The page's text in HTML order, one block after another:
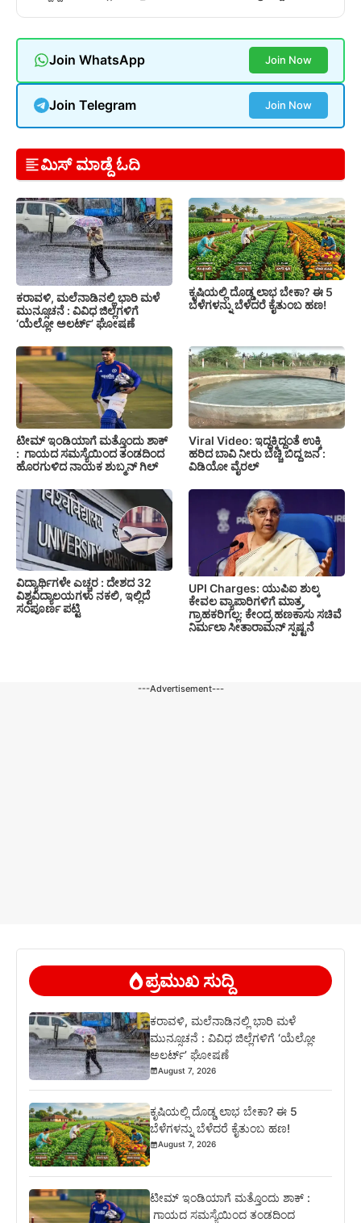
Join WhatsApp Join Now
Join Telegram Join Now
ಮಿಸ್ ಮಾಡ್ದೆ ಓದಿ
ಕರಾವಳಿ, ಮಲೆನಾಡಿನಲ್ಲಿ ಭಾರಿ ಮಳೆ
ಮುನ್ಸೂಚನೆ : ವಿವಿಧ ಜಿಲ್ಲೆಗಳಿಗೆ
‘ಯೆಲ್ಲೋ ಅಲರ್ಟ್’ ಘೋಷಣೆ
ಕೃಷಿಯಲ್ಲಿ ದೊಡ್ಡ ಲಾಭ ಬೇಕಾ? ಈ 5
ಬೆಳೆಗಳನ್ನು ಬೆಳೆದರೆ ಕೈತುಂಬ ಹಣ!
ಟೀಮ್ ಇಂಡಿಯಾಗೆ ಮತ್ತೊಂದು ಶಾಕ್
: ಗಾಯದ ಸಮಸ್ಯೆಯಿಂದ ತಂಡದಿಂದ
ಹೊರಗುಳಿದ ನಾಯಕ ಶುಬ್ಮನ್ ಗಿಲ್
Viral Video: ಇದ್ದಕ್ಕಿದ್ದಂತೆ ಉಕ್ಕಿ
ಹರಿದ ಬಾವಿ ನೀರು ಬೆಚ್ಚಿ ಬಿದ್ದ ಜನ :
ವಿಡಿಯೋ ವೈರಲ್
ವಿದ್ಯಾರ್ಥಿಗಳೇ ಎಚ್ಚರ : ದೇಶದ 32
ವಿಶ್ವವಿದ್ಯಾಲಯಗಳು ನಕಲಿ, ಇಲ್ಲಿದೆ
ಸಂಪೂರ್ಣ ಪಟ್ಟಿ
UPI Charges: ಯುಪಿಐ ಶುಲ್ಕ
ಕೇವಲ ವ್ಯಾಪಾರಿಗಳಿಗೆ ಮಾತ್ರ,
ಗ್ರಾಹಕರಿಗಲ್ಲ: ಕೇಂದ್ರ ಹಣಕಾಸು ಸಚಿವೆ
ನಿರ್ಮಲಾ ಸೀತಾರಾಮನ್ ಸ್ಪಷ್ಟನೆ
---Advertisement---
ಪ್ರಮುಖ ಸುದ್ದಿ
ಕರಾವಳಿ, ಮಲೆನಾಡಿನಲ್ಲಿ ಭಾರಿ ಮಳೆ
ಮುನ್ಸೂಚನೆ : ವಿವಿಧ ಜಿಲ್ಲೆಗಳಿಗೆ ‘ಯೆಲ್ಲೋ
ಅಲರ್ಟ್’ ಘೋಷಣೆ
August 7, 2026
ಕೃಷಿಯಲ್ಲಿ ದೊಡ್ಡ ಲಾಭ ಬೇಕಾ? ಈ 5
ಬೆಳೆಗಳನ್ನು ಬೆಳೆದರೆ ಕೈತುಂಬ ಹಣ!
August 7, 2026
ಟೀಮ್ ಇಂಡಿಯಾಗೆ ಮತ್ತೊಂದು ಶಾಕ್ :
ಗಾಯದ ಸಮಸ್ಯೆಯಿಂದ ತಂಡದಿಂದ